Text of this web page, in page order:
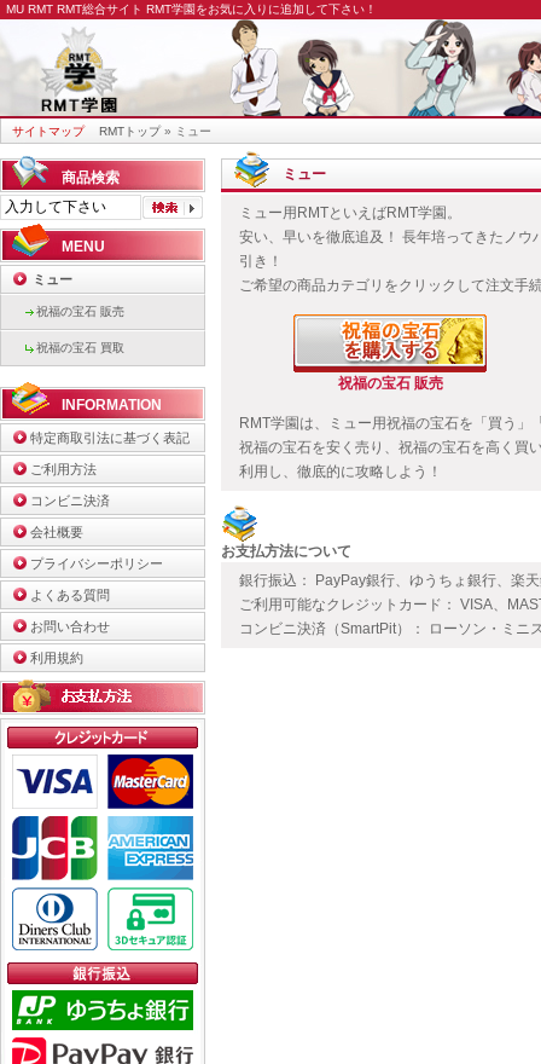
MU RMT RMT総合サイト RMT学園をお気に入りに追加して下さい！
サイトマップ RMTトップ» ミュー
商品検索
MENU
ミュー
祝福の宝石 販売
祝福の宝石 買取
INFORMATION
特定商取引法に基づく表記
ご利用方法
コンビニ決済
会社概要
プライバシーポリシー
よくある質問
お問い合わせ
利用規約
ミュー
ミュー用RMTといえばRMT学園。
安い、早いを徹底追及！ 長年培ってきたノ
引き！
ご希望の商品カテゴリをクリックして注文手
祝福の宝石 販売
RMT学園は、ミュー用祝福の宝石を「買う
祝福の宝石を安く売り、祝福の宝石を高く買
利用し、徹底的に攻略しよう！
お支払方法について
銀行振込： PayPay銀行、ゆうちょ銀行、楽
ご利用可能なクレジットカード： VISA、
コンビニ決済（SmartPit）： ローソン・ミニ